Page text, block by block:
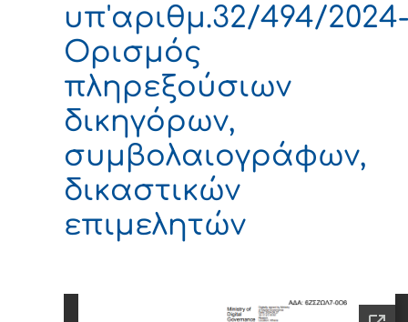
υπ'αριθμ.32/494/
Ορισμός
πληρεξούσιων
δικηγόρων,
συμβολαιογράφων,
δικαστικών
επιμελητών